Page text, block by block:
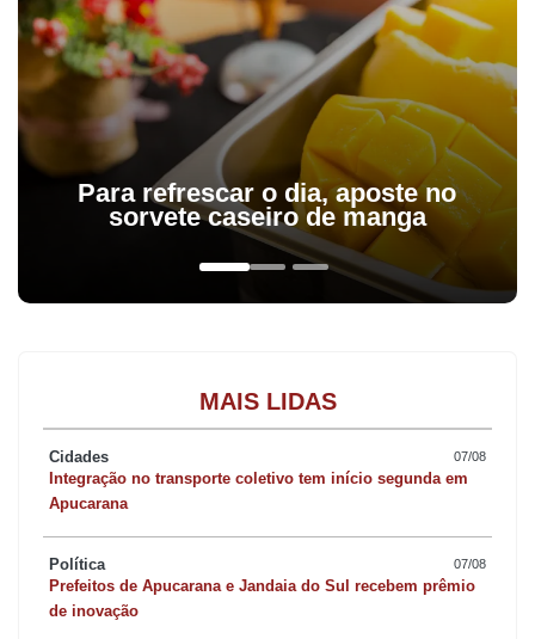
Para refrescar o dia, aposte no
sorvete caseiro de manga
MAIS LIDAS
Cidades 07/08
Integração no transporte coletivo tem início segunda em
Apucarana
Política 07/08
Prefeitos de Apucarana e Jandaia do Sul recebem prêmio
de inovação